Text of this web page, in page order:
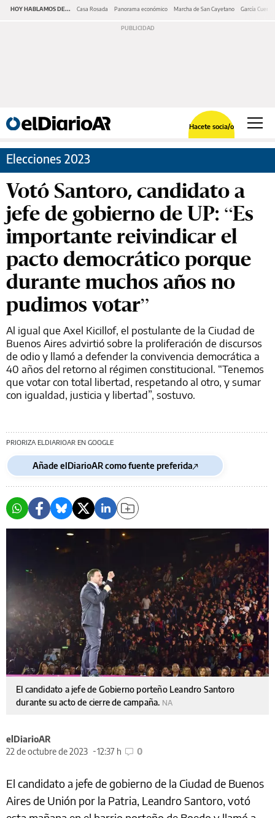
HOY HABLAMOS DE... Casa Rosada Panorama económico Marcha de San Cayetano García Cuerva
Hacete socia/o
Elecciones 2023
Votó Santoro, candidato a
jefe de gobierno de UP: “Es
importante reivindicar el
pacto democrático porque
durante muchos años no
pudimos votar”
Al igual que Axel Kicillof, el postulante de la Ciudad de
Buenos Aires advirtió sobre la proliferación de discursos
de odio y llamó a defender la convivencia democrática a
40 años del retorno al régimen constitucional. “Tenemos
que votar con total libertad, respetando al otro, y sumar
con igualdad, justicia y libertad”, sostuvo.
PRIORIZA ELDIARIOAR EN GOOGLE
Añade elDiarioAR como fuente preferida
El candidato a jefe de Gobierno porteño Leandro Santoro
durante su acto de cierre de campaña. NA
elDiarioAR
22 de octubre de 2023
12:37 h 0
El candidato a jefe de gobierno de la Ciudad de Buenos
Aires de Unión por la Patria, Leandro Santoro, votó